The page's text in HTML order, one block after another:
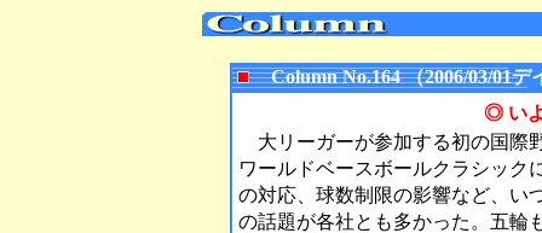
Column No.164 （2006/03/01デ
◎ い
大リーガーが参加する初の国際
ワールドベースボールクラシック
の対応、球数制限の影響など、い
の話題が各社とも多かった。五輪